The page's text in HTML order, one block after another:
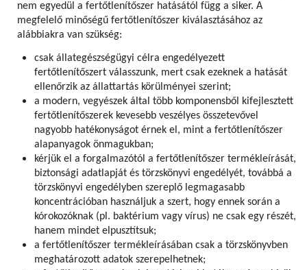
nem egyedül a fertőtlenítőszer hatásától függ a siker. A
megfelelő minőségű fertőtlenítőszer kiválasztásához az
alábbiakra van szükség:
csak állategészségügyi célra engedélyezett
fertőtlenítőszert válasszunk, mert csak ezeknek a hatását
ellenőrzik az állattartás körülményei szerint;
a modern, vegyészek által több komponensből kifejlesztett
fertőtlenítőszerek kevesebb veszélyes összetevővel
nagyobb hatékonyságot érnek el, mint a fertőtlenítőszer
alapanyagok önmagukban;
kérjük el a forgalmazótól a fertőtlenítőszer termékleírását,
biztonsági adatlapját és törzskönyvi engedélyét, továbbá a
törzskönyvi engedélyben szereplő legmagasabb
koncentrációban használjuk a szert, hogy ennek során a
kórokozóknak (pl. baktérium vagy vírus) ne csak egy részét,
hanem mindet elpusztítsuk;
a fertőtlenítőszer termékleírásában csak a törzskönyvben
meghatározott adatok szerepelhetnek;